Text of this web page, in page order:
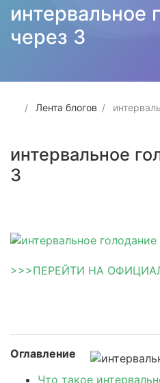
интервальное
через 3
Лента блогов
интервальное
3
>>>ПЕРЕЙТИ НА
Оглавление
Что такое